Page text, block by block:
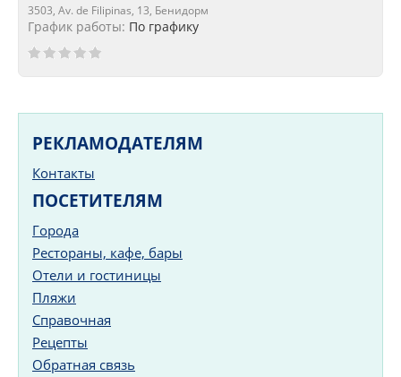
3503, Av. de Filipinas, 13, Бенидорм
График работы: По графику
РЕКЛАМОДАТЕЛЯМ
Контакты
ПОСЕТИТЕЛЯМ
Города
Рестораны, кафе, бары
Отели и гостиницы
Пляжи
Справочная
Рецепты
Обратная связь